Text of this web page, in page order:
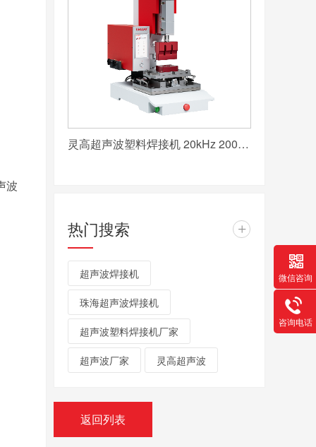
波
灵高超声波塑料焊接机 20kHz 2000/3000W K3000 Pro
热门搜索 +
超声波焊接机
珠海超声波焊接机
超声波塑料焊接机厂家
超声波厂家 灵高超声波
返回列表
微信咨询
咨询电话